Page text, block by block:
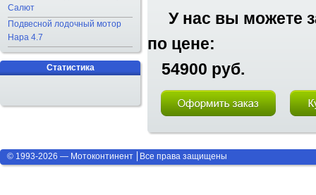
У нас вы можете
по цене:
54900 руб.
Салют
Подвесной лодочный мотор
Нара 4.7
Статистика
© 1993-2026 — Мотоконтинент Все права защищены